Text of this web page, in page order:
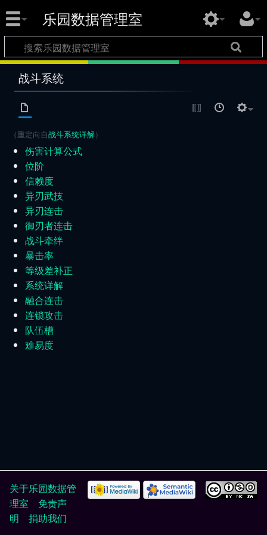
乐园数据管理室
战斗系统
（重定向自战斗系统详解）
伤害计算公式
位阶
信赖度
异刃武技
异刃连击
御刃者连击
战斗牵绊
暴击率
等级差补正
系统详解
融合连击
连锁攻击
队伍槽
难易度
关于乐园数据管
理室
免责声
明
捐助我们